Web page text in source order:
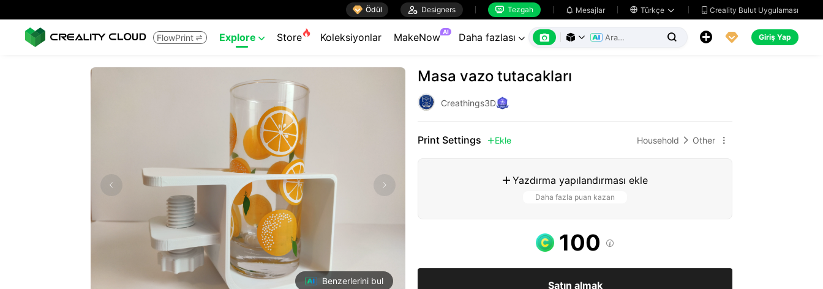
 Ödül  Designers  Tezgah  Mesajlar  Türkçe   Creality Bulut Uygulaması
FlowPrint  Explore  Store Koleksiyonlar MakeNow AI Daha fazlası        Giriş Yap
Benzerlerini bul
Masa vazo tutacakları
Creathings3D
Print Settings  Ekle Household  Other 
 Yazdırma yapılandırması ekle
Daha fazla puan kazan
100 
Satın almak